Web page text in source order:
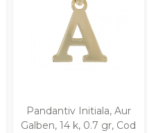
Pandantiv Initiala, Aur
Galben, 14 k, 0.7 gr, Cod